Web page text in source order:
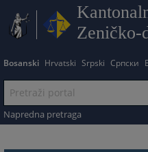
Zeničko-
Bosanski Hrvatski Srpski Српски
Napredna pretraga